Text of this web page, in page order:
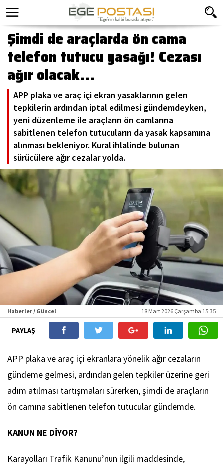
Şimdi de araçlarda ön cama
telefon tutucu yasağı! Cezası
ağır olacak...
APP plaka ve araç içi ekran yasaklarının gelen
tepkilerin ardından iptal edilmesi gündemdeyken,
yeni düzenleme ile araçların ön camlarına
sabitlenen telefon tutucuların da yasak kapsamına
alınması bekleniyor. Kural ihlalinde bulunan
sürücülere ağır cezalar yolda.
Haberler / Güncel 18 Mart 2026 Çarşamba 15:35
PAYLAŞ
APP plaka ve araç içi ekranlara yönelik ağır cezaların
gündeme gelmesi, ardından gelen tepkiler üzerine geri
adım atılması tartışmaları sürerken, şimdi de araçların
ön camına sabitlenen telefon tutucular gündemde.
KANUN NE DİYOR?
Karayolları Trafik Kanunu’nun ilgili maddesinde,